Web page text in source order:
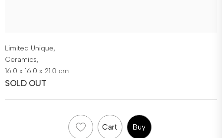
Limited Unique,
Ceramics,
16.0 x 16.0 x 21.0 cm
SOLD OUT
Cart Buy